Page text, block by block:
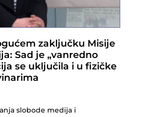
zaključku Misije
Sad je „vanredno
se uključila i u fizičke
slobode medija i